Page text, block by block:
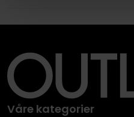
Våre kategorier